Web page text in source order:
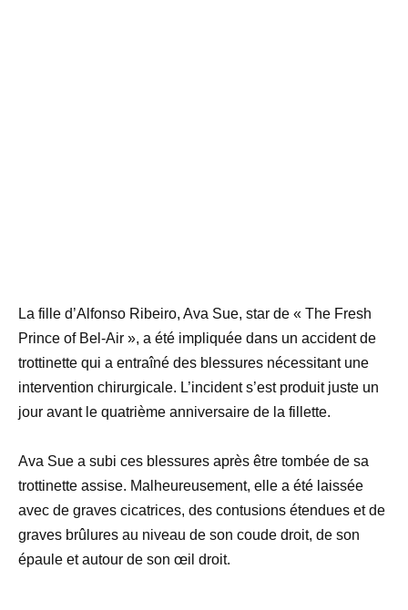
La fille d’Alfonso Ribeiro, Ava Sue, star de « The Fresh
Prince of Bel-Air », a été impliquée dans un accident de
trottinette qui a entraîné des blessures nécessitant une
intervention chirurgicale. L’incident s’est produit juste un
jour avant le quatrième anniversaire de la fillette.
Ava Sue a subi ces blessures après être tombée de sa
trottinette assise. Malheureusement, elle a été laissée
avec de graves cicatrices, des contusions étendues et de
graves brûlures au niveau de son coude droit, de son
épaule et autour de son œil droit.